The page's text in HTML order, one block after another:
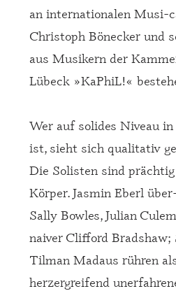
an internationalen Musi-
Christoph Bönecker und
aus Musikern der
Lübeck »KaPhiL!«
Wer auf solides Niveau
ist, sieht sich qualitativ
Die Solisten sind
Körper. Jasmin Eberl
Sally Bowles, Julian
naiver­ Clifford­ Bradshaw;­
Tilman Madaus rühren
herzergreifend